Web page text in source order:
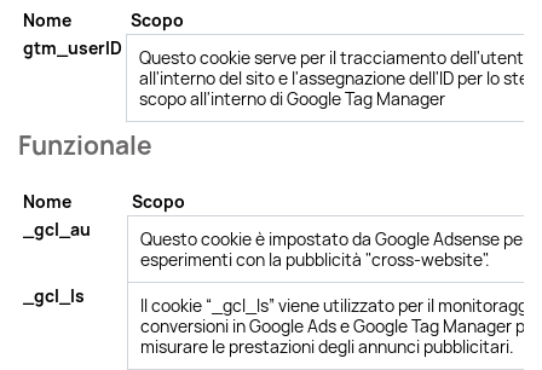
Funzionale
Nome
Scopo
gtm_userID
Questo cookie serve per il tracciamento dell'utente
all'interno del sito e l'assegnazione dell'ID per lo
scopo all'interno di Google Tag Manager
Nome
Scopo
_gcl_au
Questo cookie è impostato da Google Adsense per
esperimenti con la pubblicità "cross-website".
_gcl_ls
Il cookie “_gcl_ls” viene utilizzato per il
conversioni in Google Ads e Google Tag Manager per
misurare le prestazioni degli annunci pubblicitari.